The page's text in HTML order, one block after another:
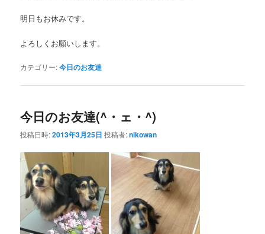
明日もお休みです。
よろしくお願いします。
カテゴリー:今日のお友達
今日のお友達(^・ェ・^)
投稿日時:2013年3月25日 投稿者:nikowan